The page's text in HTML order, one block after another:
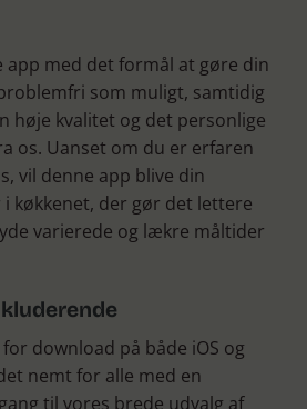
app med det formål at gøre din
som muligt, samtidig
høje kvalitet og det personlige
os. Uanset om du er erfaren
vil denne app blive din
køkkenet, der gør det lettere
varierede og lækre måltider
download på både iOS og
nemt for alle med en
til vores brede udvalg af